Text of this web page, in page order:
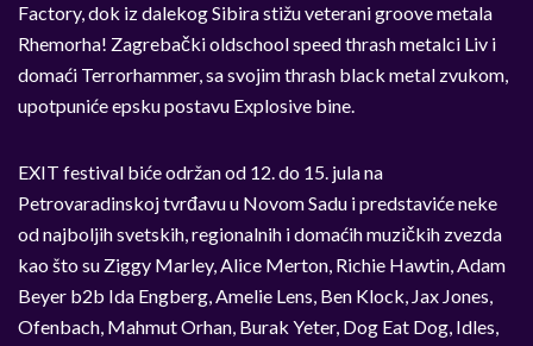
Factory, dok iz dalekog Sibira stižu veterani groove metala
Rhemorha! Zagrebački oldschool speed thrash metalci Liv i
domaći Terrorhammer, sa svojim thrash black metal zvukom,
upotpuniće epsku postavu Explosive bine.
EXIT festival biće održan od 12. do 15. jula na
Petrovaradinskoj tvrđavu u Novom Sadu i predstaviće neke
od najboljih svetskih, regionalnih i domaćih muzičkih zvezda
kao što su Ziggy Marley, Alice Merton, Richie Hawtin, Adam
Beyer b2b Ida Engberg, Amelie Lens, Ben Klock, Jax Jones,
Ofenbach, Mahmut Orhan, Burak Yeter, Dog Eat Dog, Idles,